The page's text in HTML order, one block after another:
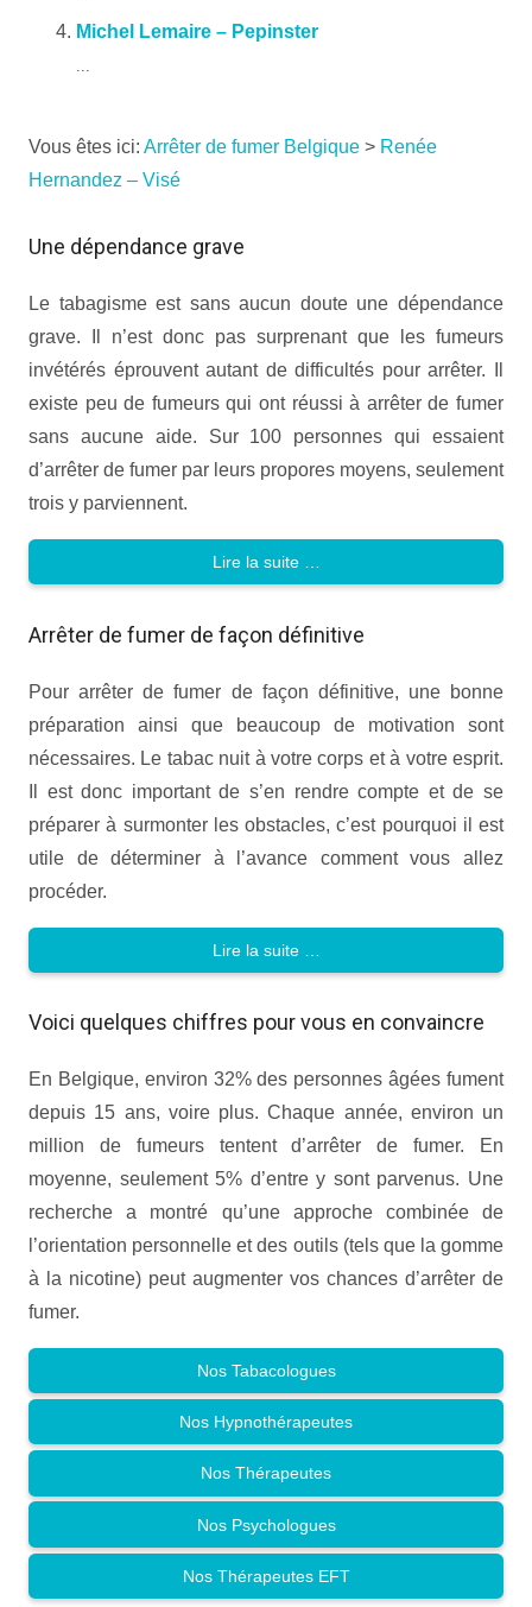
Michel Lemaire – Pepinster
...
Vous êtes ici: Arrêter de fumer Belgique > Renée
Hernandez – Visé
Une dépendance grave
Le tabagisme est sans aucun doute une dépendance
grave. Il n’est donc pas surprenant que les fumeurs
invétérés éprouvent autant de difficultés pour arrêter. Il
existe peu de fumeurs qui ont réussi à arrêter de fumer
sans aucune aide. Sur 100 personnes qui essaient
d’arrêter de fumer par leurs propores moyens, seulement
trois y parviennent.
Lire la suite …
Arrêter de fumer de façon définitive
Pour arrêter de fumer de façon définitive, une bonne
préparation ainsi que beaucoup de motivation sont
nécessaires. Le tabac nuit à votre corps et à votre esprit.
Il est donc important de s’en rendre compte et de se
préparer à surmonter les obstacles, c’est pourquoi il est
utile de déterminer à l’avance comment vous allez
procéder.
Lire la suite …
Voici quelques chiffres pour vous en convaincre
En Belgique, environ 32% des personnes âgées fument
depuis 15 ans, voire plus. Chaque année, environ un
million de fumeurs tentent d’arrêter de fumer. En
moyenne, seulement 5% d’entre y sont parvenus. Une
recherche a montré qu’une approche combinée de
l’orientation personnelle et des outils (tels que la gomme
à la nicotine) peut augmenter vos chances d’arrêter de
fumer.
Nos Tabacologues
Nos Hypnothérapeutes
Nos Thérapeutes
Nos Psychologues
Nos Thérapeutes EFT